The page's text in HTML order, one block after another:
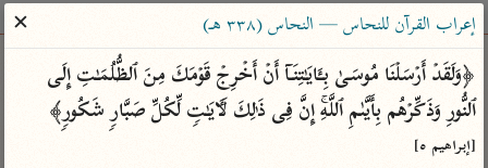
ساهم معنا في نشر القرآن والعلم الشرعي
الباحث القرآني
بحث تفسير علوم مصاحف معاجم
إعراب القرآن للنحاس — النحاس (٣٣٨ هـ)
✕
ٱلنُّورِ وَذَكِّرۡهُم بِأَیَّىٰمِ ٱللَّهِۚ إِنَّ فِی ذَ ٰ⁠لِكَ لَـَٔایَـٰتࣲ لِّكُلِّ صَبَّارࣲ شَكُورࣲ﴾
[إبراهيم ٥]